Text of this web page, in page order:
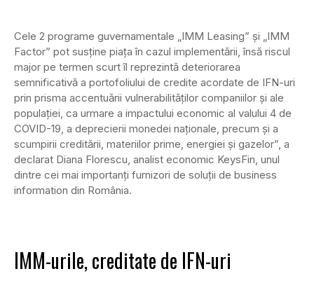
Cele 2 programe guvernamentale „IMM Leasing” și „IMM
Factor” pot susține piața în cazul implementării, însă riscul
major pe termen scurt îl reprezintă deteriorarea
semnificativă a portofoliului de credite acordate de IFN-uri
prin prisma accentuării vulnerabilităților companiilor și ale
populației, ca urmare a impactului economic al valului 4 de
COVID-19, a deprecierii monedei naționale, precum și a
scumpirii creditării, materiilor prime, energiei și gazelor”, a
declarat Diana Florescu, analist economic KeysFin, unul
dintre cei mai importanți furnizori de soluții de business
information din România.
IMM-urile, creditate de IFN-uri